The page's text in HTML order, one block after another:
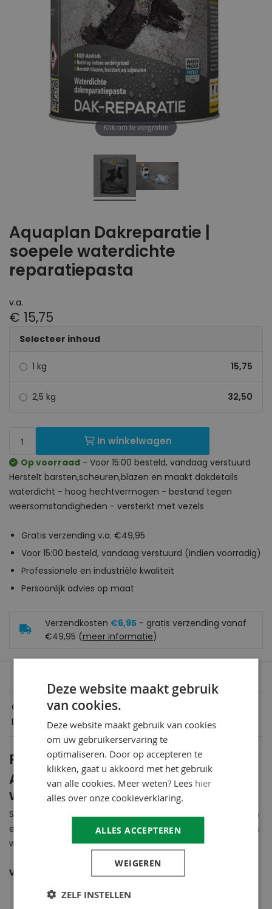
Aquaplan Dakreparatie |
soepele waterdichte
reparatiepasta
v.a.
€ 15,75
Op voorraad - Voor 15:00 besteld, vandaag verstuurd
Herstelt barsten,scheuren,blazen en maakt dakdetails
waterdicht - hoog hechtvermogen - bestand tegen
weersomstandigheden - versterkt met vezels
Selecteer inhoud
1 kg 15,75
2,5 kg 32,50
In winkelwagen
Gratis verzending v.a. €49,95
Voor 15:00 besteld, vandaag verstuurd (indien voorradig)
Professionele en industriële kwaliteit
Persoonlijk advies op maat
Verzendkosten €6,95 - gratis verzending vanaf
€49,95 (meer informatie)
Klik om te vergroten
Omschrijving
Downloads
Productomschrijving
Aquaplan Dakreparatie | soepele
waterdichte reparatiepasta
Soepele waterdichte reparatiepasta om barsten, scheuren
en blazen te herstellen indakenen goten of om dakdetails
waterdicht te maken.
Voordelen
Herstelt barsten, scheuren, blazen en maakt
Deze website maakt gebruik
van cookies.
Deze website maakt gebruik van cookies
om uw gebruikerservaring te
optimaliseren. Door op accepteren te
klikken, gaat u akkoord met het gebruik
van alle cookies. Meer weten? Lees hier
alles over onze cookieverklaring.
ALLES ACCEPTEREN
WEIGEREN
ZELF INSTELLEN